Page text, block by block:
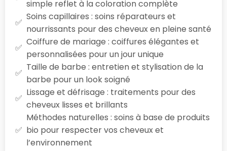
simple reflet à la coloration complète
Soins capillaires : soins réparateurs et
nourrissants pour des cheveux en pleine santé
Coiffure de mariage : coiffures élégantes et
personnalisées pour un jour unique
Taille de barbe : entretien et stylisation de la
barbe pour un look soigné
Lissage et défrisage : traitements pour des
cheveux lisses et brillants
Méthodes naturelles : soins à base de produits
bio pour respecter vos cheveux et
l’environnement